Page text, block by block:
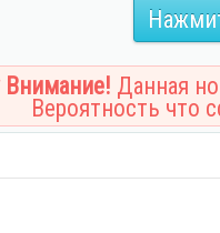
Данная
Вероятность что